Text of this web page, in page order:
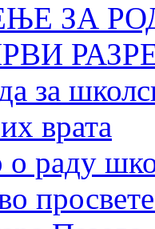
ЗА
за
врата
раду